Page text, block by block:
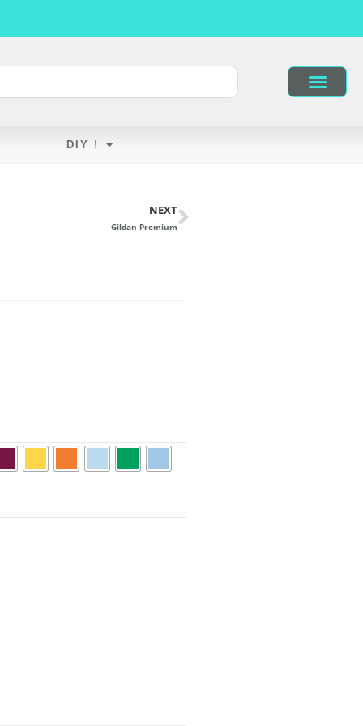
DIY !
NEXT
Gildan Premium